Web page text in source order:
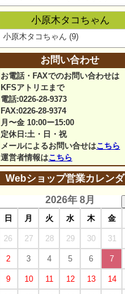
小原木タコちゃん
小原木タコちゃん (9)
お問い合わせ
お電話・FAXでのお問い合わせは
KFSアトリエまで
電話:0226-28-9373
FAX:0226-28-9374
月〜金 10:00ー15:00
定休日:土・日・祝
メールによるお問い合せはこちら
運営者情報はこちら
Webショップ営業カレン
2026年 8月
日
月 火 水 木 金
26 27 28 29 30 31
2 3 4 5 6 7
9 10 11 12 13 14